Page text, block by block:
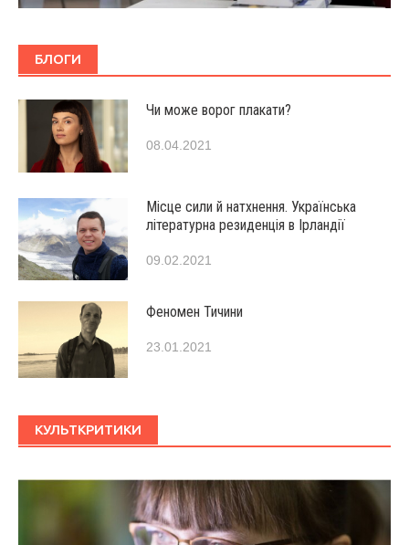
БЛОГИ
Чи може ворог плакати?
08.04.2021
Місце сили й натхнення. Українська
літературна резиденція в Ірландії
09.02.2021
Феномен Тичини
23.01.2021
КУЛЬТКРИТИКИ